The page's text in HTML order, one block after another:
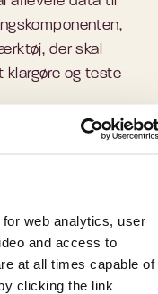
web analytics, user
and access to
at all times capable of
clicking the link
der skal
og teste
de to møder, er
være en ultrakort